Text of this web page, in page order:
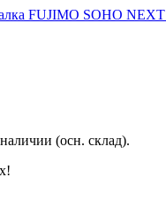
FUJIMO SOHO
(осн. склад).